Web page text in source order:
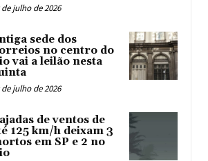
de julho de 2026
sede dos
no centro do
vai a leilão nesta
de julho de 2026
de ventos de
125 km/h deixam 3
em SP e 2 no